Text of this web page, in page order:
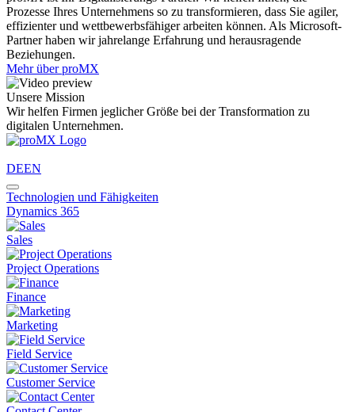
Prozesse Ihres Unternehmens so zu transformieren, dass Sie agiler,
effizienter und wettbewerbsfähiger arbeiten können. Als Microsoft-
Partner haben wir jahrelange Erfahrung und herausragende
Beziehungen.
Mehr über proMX
Unsere Mission
Wir helfen Firmen jeglicher Größe bei der Transformation zu
digitalen Unternehmen.
DEEN
Technologien und Fähigkeiten
Dynamics 365
Sales
Project Operations
Finance
Marketing
Field Service
Customer Service